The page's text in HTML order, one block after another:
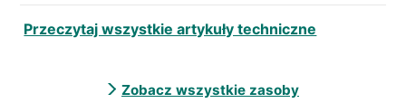
Przeczytaj wszystkie artykuły techniczne
Zobacz wszystkie zasoby